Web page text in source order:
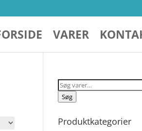
VARER
Søg
efter:
Søg
Produktkategorier